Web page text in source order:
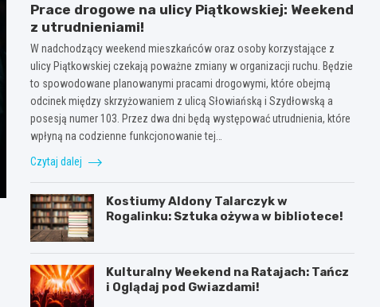
Prace drogowe na ulicy Piątkowskiej: Weekend
z utrudnieniami!
W nadchodzący weekend mieszkańców oraz osoby korzystające z
ulicy Piątkowskiej czekają poważne zmiany w organizacji ruchu. Będzie
to spowodowane planowanymi pracami drogowymi, które obejmą
odcinek między skrzyżowaniem z ulicą Słowiańską i Szydłowską a
posesją numer 103. Przez dwa dni będą występować utrudnienia, które
wpłyną na codzienne funkcjonowanie tej…
Czytaj dalej
Kostiumy Aldony Talarczyk w
Rogalinku: Sztuka ożywa w bibliotece!
Kulturalny Weekend na Ratajach: Tańcz
i Oglądaj pod Gwiazdami!